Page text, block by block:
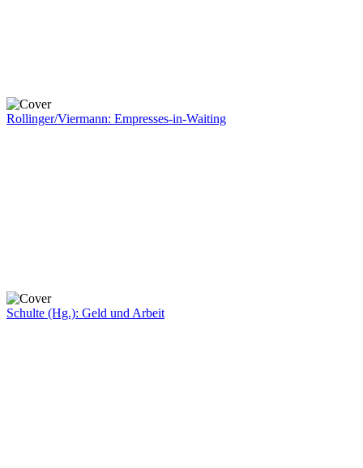
Rollinger/Viermann: Empresses-in-Waiting
Schulte (Hg.): Geld und Arbeit